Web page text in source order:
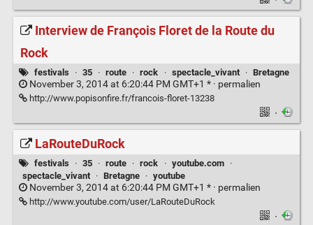
Interview de François Floret de la Route du
Rock
festivals · 35 · route · rock · spectacle_vivant · Bretagne
November 3, 2014 at 6:20:44 PM GMT+1 * · permalien
http://www.popisonfire.fr/francois-floret-13238
·
LaRouteDuRock
festivals · 35 · route · rock · youtube.com
·
spectacle_vivant
· Bretagne · youtube
November 3, 2014 at 6:20:44 PM GMT+1 * · permalien
http://www.youtube.com/user/LaRouteDuRock
·